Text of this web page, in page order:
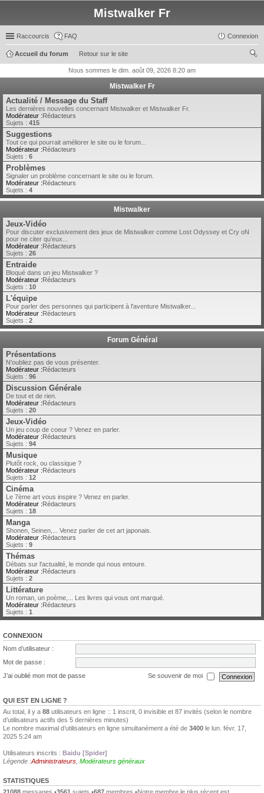
Mistwalker Fr
Raccourcis FAQ Connexion
Retour sur le site
Accueil du forum
ch
Nous sommes le dim. août 09, 2026 8:20 am
Mistwalker Fr
Actualité / Message du Staff
Les dernières nouvelles concernant Mistwalker et Mistwalker Fr.
Modérateur :Rédacteurs
Sujets : 415
Suggestions
Tout ce qui pourrait améliorer le site ou le forum...
Modérateur :Rédacteurs
Sujets : 6
Problèmes
Signaler un problème concernant le site ou le forum.
Modérateur :Rédacteurs
Sujets : 4
Mistwalker
Jeux-Vidéo
Pour discuter exclusivement des jeux de Mistwalker comme Lost Odyssey et Cry oN
pour ne citer qu'eux...
Modérateur :Rédacteurs
Sujets : 26
Entraide
Bloqué dans un jeu Mistwalker ?
Modérateur :Rédacteurs
Sujets : 10
L'équipe
Pour parler des personnes qui participent à l'aventure Mistwalker...
Modérateur :Rédacteurs
Sujets : 2
Forum Général
Présentations
N'oubliez pas de vous présenter.
Modérateur :Rédacteurs
Sujets : 96
Discussion Générale
De tout et de rien.
Modérateur :Rédacteurs
Sujets : 20
Jeux-Vidéo
Un jeu coup de coeur ? Venez en parler.
Modérateur :Rédacteurs
Sujets : 94
Musique
Plutôt rock, ou classique ?
Modérateur :Rédacteurs
Sujets : 12
Cinéma
Le 7ème art vous inspire ? Venez en parler.
Modérateur :Rédacteurs
Sujets : 18
Manga
Shonen, Seinen,... Venez parler de cet art japonais.
Modérateur :Rédacteurs
Sujets : 9
Thémas
Débats sur l'actualité, le monde qui nous entoure.
Modérateur :Rédacteurs
Sujets : 2
Littérature
Un roman, un poème,... Les livres qui vous ont marqué.
Modérateur :Rédacteurs
Sujets : 1
CONNEXION
Nom d’utilisateur :
Mot de passe :
J’ai oublié mon mot de passe
Se souvenir de moi
QUI EST EN LIGNE ?
Au total, il y a 88 utilisateurs en ligne :: 1 inscrit, 0 invisible et 87 invités (selon le nombre
d’utilisateurs actifs des 5 dernières minutes)
Le nombre maximal d’utilisateurs en ligne simultanément a été de 3400 le lun. févr. 17,
2025 5:24 am
Utilisateurs inscrits : Baidu [Spider]
Légende :Administrateurs Modérateurs généraux
STATISTIQUES